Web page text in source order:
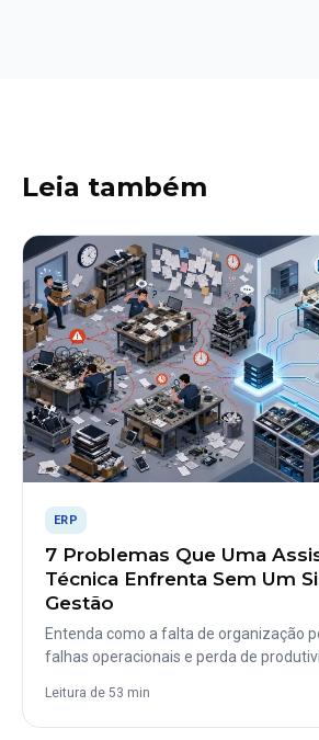
Leia também
ERP
7 Problemas Que Uma
Técnica Enfrenta Sem Um
Gestão
Entenda como a falta de organização
falhas operacionais e perda de
Leitura de 53 min